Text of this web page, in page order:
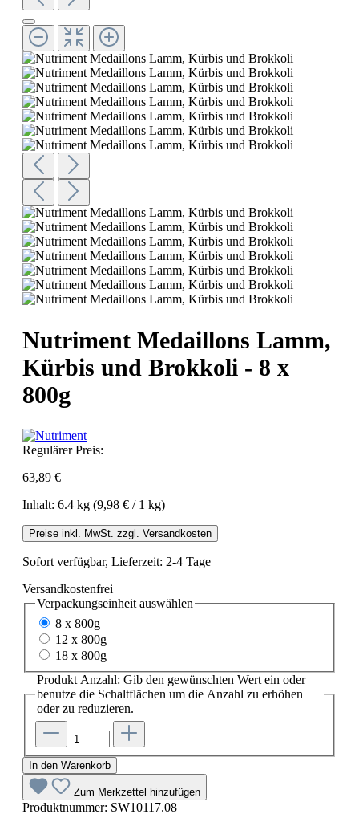
Nutriment Medaillons Lamm,
Kürbis und Brokkoli - 8 x
800g
Regulärer Preis:
63,89 €
Inhalt: 6.4 kg (9,98 € / 1 kg)
Preise inkl. MwSt. zzgl. Versandkosten
Sofort verfügbar, Lieferzeit: 2-4 Tage
Versandkostenfrei
Verpackungseinheit auswählen
8 x 800g
12 x 800g
18 x 800g
Produkt Anzahl: Gib den gewünschten Wert ein oder
benutze die Schaltflächen um die Anzahl zu erhöhen
oder zu reduzieren.
In den Warenkorb
Zum Merkzettel hinzufügen
Produktnummer: SW10117.08